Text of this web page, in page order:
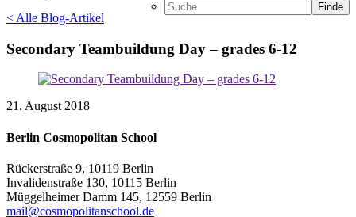
Finde
< Alle Blog-Artikel
Secondary Teambuildung Day – grades 6-12
21. August 2018
Berlin Cosmopolitan School
Rückerstraße 9, 10119 Berlin
Invalidenstraße 130, 10115 Berlin
Müggelheimer Damm 145, 12559 Berlin
mail@cosmopolitanschool.de